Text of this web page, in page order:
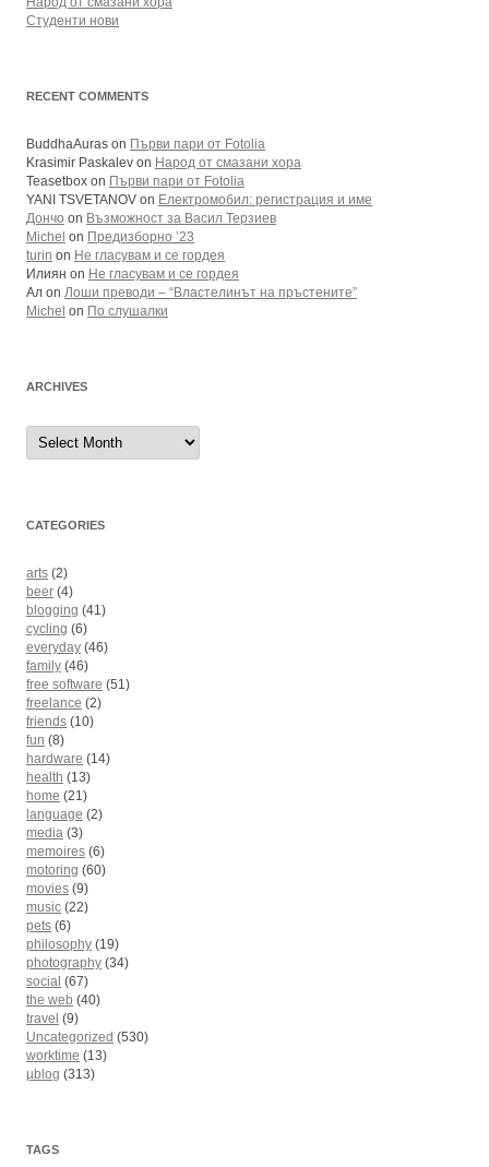
Студенти нови
RECENT COMMENTS
BuddhaAuras on Първи пари от Fotolia
Krasimir Paskalev on Народ от смазани хора
Teasetbox on Първи пари от Fotolia
YANI TSVETANOV on Електромобил: регистрация и име
Дончо on Възможност за Васил Терзиев
Michel on Предизборно ’23
turin on Не гласувам и се гордея
Илиян on Не гласувам и се гордея
Ал on Лоши преводи – “Властелинът на пръстените”
Michel on По слушалки
ARCHIVES
Archives
CATEGORIES
arts (2)
beer (4)
blogging (41)
cycling (6)
everyday (46)
family (46)
free software (51)
freelance (2)
friends (10)
fun (8)
hardware (14)
health (13)
home (21)
language (2)
media (3)
memoires (6)
motoring (60)
movies (9)
music (22)
pets (6)
philosophy (19)
photography (34)
social (67)
the web (40)
travel (9)
Uncategorized (530)
worktime (13)
µblog (313)
TAGS